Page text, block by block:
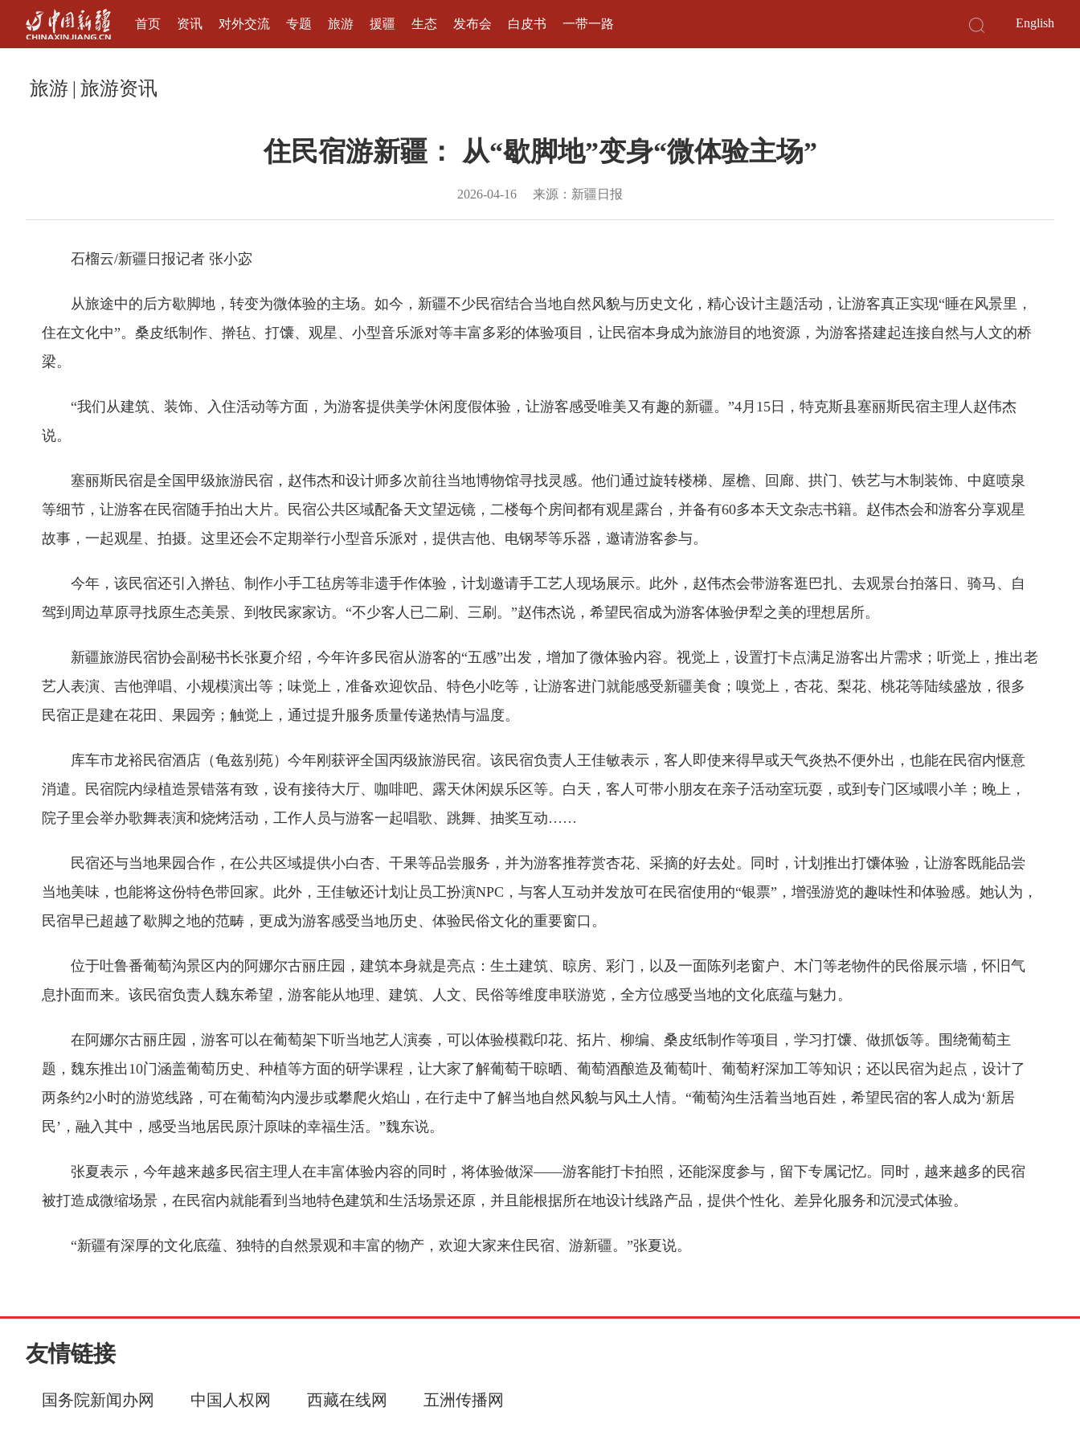
首页 资讯 对外交流 专题 旅游 援疆 生态 发布会 白皮书 一带一路 English
旅游 | 旅游资讯
住民宿游新疆： 从“歇脚地”变身“微体验主场”
2026-04-16 来源：新疆日报
石榴云/新疆日报记者 张小宓
从旅途中的后方歇脚地，转变为微体验的主场。如今，新疆不少民宿结合当地自然风貌与历史文化，精心设计主题活动，让游客真正实现“睡在风景里，
住在文化中”。桑皮纸制作、擀毡、打馕、观星、小型音乐派对等丰富多彩的体验项目，让民宿本身成为旅游目的地资源，为游客搭建起连接自然与人文的桥
梁。
“我们从建筑、装饰、入住活动等方面，为游客提供美学休闲度假体验，让游客感受唯美又有趣的新疆。”4月15日，特克斯县塞丽斯民宿主理人赵伟杰
说。
塞丽斯民宿是全国甲级旅游民宿，赵伟杰和设计师多次前往当地博物馆寻找灵感。他们通过旋转楼梯、屋檐、回廊、拱门、铁艺与木制装饰、中庭喷泉
等细节，让游客在民宿随手拍出大片。民宿公共区域配备天文望远镜，二楼每个房间都有观星露台，并备有60多本天文杂志书籍。赵伟杰会和游客分享观星
故事，一起观星、拍摄。这里还会不定期举行小型音乐派对，提供吉他、电钢琴等乐器，邀请游客参与。
今年，该民宿还引入擀毡、制作小手工毡房等非遗手作体验，计划邀请手工艺人现场展示。此外，赵伟杰会带游客逛巴扎、去观景台拍落日、骑马、自
驾到周边草原寻找原生态美景、到牧民家家访。“不少客人已二刷、三刷。”赵伟杰说，希望民宿成为游客体验伊犁之美的理想居所。
新疆旅游民宿协会副秘书长张夏介绍，今年许多民宿从游客的“五感”出发，增加了微体验内容。视觉上，设置打卡点满足游客出片需求；听觉上，推出老
艺人表演、吉他弹唱、小规模演出等；味觉上，准备欢迎饮品、特色小吃等，让游客进门就能感受新疆美食；嗅觉上，杏花、梨花、桃花等陆续盛放，很多
民宿正是建在花田、果园旁；触觉上，通过提升服务质量传递热情与温度。
库车市龙裕民宿酒店（龟兹别苑）今年刚获评全国丙级旅游民宿。该民宿负责人王佳敏表示，客人即使来得早或天气炎热不便外出，也能在民宿内惬意
消遣。民宿院内绿植造景错落有致，设有接待大厅、咖啡吧、露天休闲娱乐区等。白天，客人可带小朋友在亲子活动室玩耍，或到专门区域喂小羊；晚上，
院子里会举办歌舞表演和烧烤活动，工作人员与游客一起唱歌、跳舞、抽奖互动……
民宿还与当地果园合作，在公共区域提供小白杏、干果等品尝服务，并为游客推荐赏杏花、采摘的好去处。同时，计划推出打馕体验，让游客既能品尝
当地美味，也能将这份特色带回家。此外，王佳敏还计划让员工扮演NPC，与客人互动并发放可在民宿使用的“银票”，增强游览的趣味性和体验感。她认为，
民宿早已超越了歇脚之地的范畴，更成为游客感受当地历史、体验民俗文化的重要窗口。
位于吐鲁番葡萄沟景区内的阿娜尔古丽庄园，建筑本身就是亮点：生土建筑、晾房、彩门，以及一面陈列老窗户、木门等老物件的民俗展示墙，怀旧气
息扑面而来。该民宿负责人魏东希望，游客能从地理、建筑、人文、民俗等维度串联游览，全方位感受当地的文化底蕴与魅力。
在阿娜尔古丽庄园，游客可以在葡萄架下听当地艺人演奏，可以体验模戳印花、拓片、柳编、桑皮纸制作等项目，学习打馕、做抓饭等。围绕葡萄主
题，魏东推出10门涵盖葡萄历史、种植等方面的研学课程，让大家了解葡萄干晾晒、葡萄酒酿造及葡萄叶、葡萄籽深加工等知识；还以民宿为起点，设计了
两条约2小时的游览线路，可在葡萄沟内漫步或攀爬火焰山，在行走中了解当地自然风貌与风土人情。“葡萄沟生活着当地百姓，希望民宿的客人成为‘新居
民’，融入其中，感受当地居民原汁原味的幸福生活。”魏东说。
张夏表示，今年越来越多民宿主理人在丰富体验内容的同时，将体验做深——游客能打卡拍照，还能深度参与，留下专属记忆。同时，越来越多的民宿
被打造成微缩场景，在民宿内就能看到当地特色建筑和生活场景还原，并且能根据所在地设计线路产品，提供个性化、差异化服务和沉浸式体验。
“新疆有深厚的文化底蕴、独特的自然景观和丰富的物产，欢迎大家来住民宿、游新疆。”张夏说。
友情链接
国务院新闻办网 中国人权网 西藏在线网 五洲传播网